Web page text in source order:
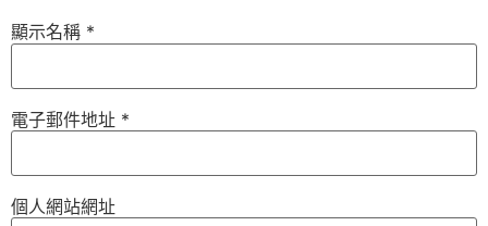
顯示名稱 *
電子郵件地址 *
個人網站網址